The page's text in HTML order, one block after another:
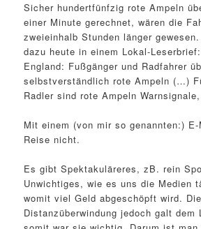
Sicher hundertfünfzig rote Ampeln
einer Minute gerechnet, wären die
zweieinhalb Stunden länger
dazu heute in einem Lokal-
England: Fußgänger und Radfahrer
selbstverständlich rote Ampeln (…)
Radler sind rote Ampeln
Mit einem (von mir so genannten:)
Reise nicht.
Es gibt Spektakuläreres, zB. rein
Unwichtiges, wie es uns die Medien
womit viel Geld abgeschöpft wird.
Distanzüberwindung jedoch galt dem